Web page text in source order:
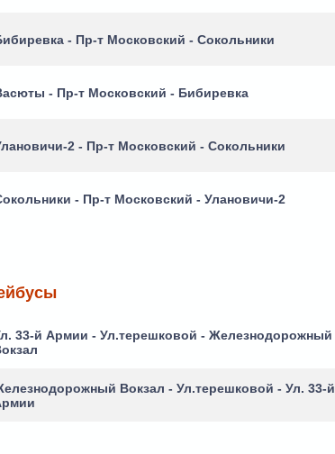
- Пр-т Московский - Сокольники
- Пр-т Московский - Бибиревка
2 - Пр-т Московский - Сокольники
- Пр-т Московский - Улановичи-2
33-й Армии - Ул.терешковой - Железнодорожный
Вокзал - Ул.терешковой - Ул. 33-й